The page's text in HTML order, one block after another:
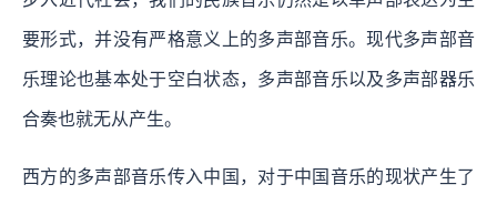
要形式，并没有严格意义上的多声部音乐。现代多声部音
乐理论也基本处于空白状态，多声部音乐以及多声部器乐
合奏也就无从产生。
西方的多声部音乐传入中国，对于中国音乐的现状产生了